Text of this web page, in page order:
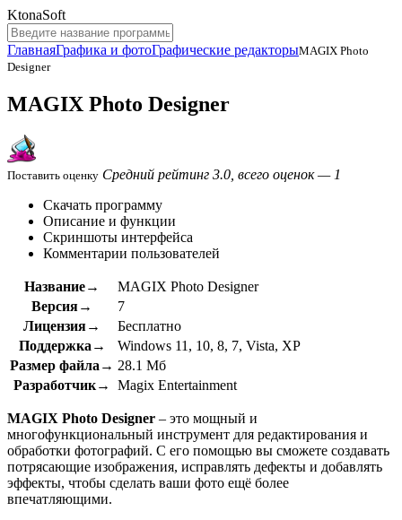
KtonaSoft
ГлавнаяГрафика и фотоГрафические редакторыMAGIX Photo
Designer
MAGIX Photo Designer
Поставить оценку Средний рейтинг 3.0, всего оценок — 1
Скачать программу
Описание и функции
Скриншоты интерфейса
Комментарии пользователей
Название→
MAGIX Photo Designer
Версия→
7
Лицензия→
Бесплатно
Поддержка→
Windows 11, 10, 8, 7, Vista, XP
Размер файла→ 28.1 Мб
Разработчик→
Magix Entertainment
MAGIX Photo Designer – это мощный и
многофункциональный инструмент для редактирования и
обработки фотографий. С его помощью вы сможете создавать
потрясающие изображения, исправлять дефекты и добавлять
эффекты, чтобы сделать ваши фото ещё более
впечатляющими.